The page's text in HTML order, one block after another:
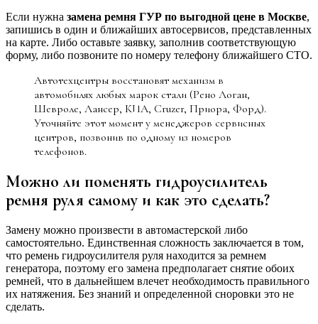
Если нужна замена ремня ГУР по выгодной цене в Москве,
запишись в один и ближайших автосервисов, представленных
на карте. Либо оставьте заявку, заполнив соответствующую
форму, либо позвоните по номеру телефону ближайшего СТО.
Автотехцентры восстановят механизм в
автомобилях любых марок стали (Рено Логан,
Шевроле, Лансер, КИА, Cruzer, Приора, Форд).
Уточняйте этот момент у менеджеров сервисных
центров, позвонив по одному из номеров
телефонов.
Можно ли поменять гидроусилитель
ремня руля самому и как это сделать?
Замену можно произвести в автомастерской либо
самостоятельно. Единственная сложность заключается в том,
что ремень гидроусилителя руля находится за ремнем
генератора, поэтому его замена предполагает снятие обоих
ремней, что в дальнейшем влечет необходимость правильного
их натяжения. Без знаний и определенной сноровки это не
сделать.